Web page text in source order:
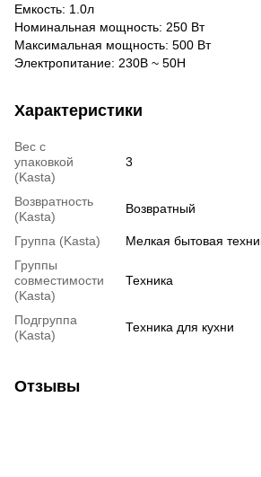
Емкость: 1.0л
Номинальная мощность: 250 Вт
Максимальная мощность: 500 Вт
Электропитание: 230В ~ 50Н
Характеристики
Вес с
упаковкой
(Kasta)
3
Возвратность
(Kasta)
Возвратный
Группа (Kasta)
Мелкая бытовая
Группы
совместимости
(Kasta)
Техника
Подгруппа
(Kasta)
Техника для кухни
Отзывы